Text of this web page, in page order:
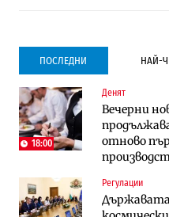
ПОСЛЕДНИ НАЙ-
18:00
Денят
Вечерни
отново
Регулации
Държавата
Компании
Vivacom
90%
Столична
Компании
Vivacom
90%
Последни
в лева: